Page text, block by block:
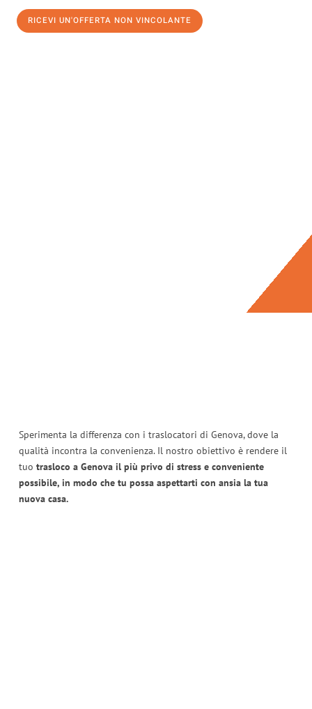
RICEVI UN'OFFERTA NON VINCOLANTE
Sperimenta la differenza con i traslocatori di Genova, dove la
qualità incontra la convenienza. Il nostro obiettivo è rendere il
tuo trasloco a Genova il più privo di stress e conveniente
possibile, in modo che tu possa aspettarti con ansia la tua
nuova casa.